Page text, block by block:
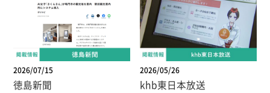
2026/07/15
徳島新聞
2026/05/26
khb東日本放送